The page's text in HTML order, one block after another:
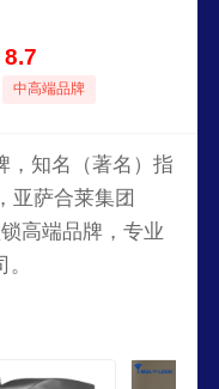
8.7
中高端品牌
，知名（著名）指
亚萨合莱集团
高端品牌，专业